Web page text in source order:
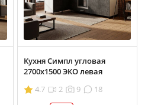
Кухня Симпл угловая
2700х1500 ЭКО левая
4.7
2 9
18